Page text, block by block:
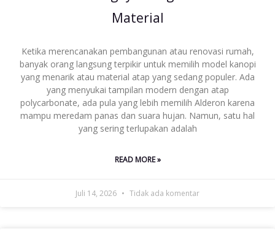
Material
Ketika merencanakan pembangunan atau renovasi rumah,
banyak orang langsung terpikir untuk memilih model kanopi
yang menarik atau material atap yang sedang populer. Ada
yang menyukai tampilan modern dengan atap
polycarbonate, ada pula yang lebih memilih Alderon karena
mampu meredam panas dan suara hujan. Namun, satu hal
yang sering terlupakan adalah
READ MORE »
Juli 14, 2026 Tidak ada komentar